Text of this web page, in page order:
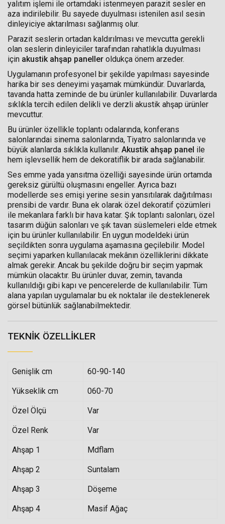
yalıtım işlemi ile ortamdaki istenmeyen parazit sesler en
aza indirilebilir. Bu sayede duyulması istenilen asıl sesin
dinleyiciye aktarılması sağlanmış olur.
Parazit seslerin ortadan kaldırılması ve mevcutta gerekli
olan seslerin dinleyiciler tarafından rahatlıkla duyulması
için akustik ahşap paneller oldukça önem arzeder.
Uygulamanın profesyonel bir şekilde yapılması sayesinde
harika bir ses deneyimi yaşamak mümkündür. Duvarlarda,
tavanda hatta zeminde de bu ürünler kullanılabilir. Duvarlarda
sıklıkla tercih edilen delikli ve derzli akustik ahşap ürünler
mevcuttur.
Bu ürünler özellikle toplantı odalarında, konferans
salonlarındai sinema salonlarında, Tiyatro salonlarında ve
büyük alanlarda sıklıkla kullanılır. Akustik ahşap panel ile
hem işlevsellik hem de dekoratiflik bir arada sağlanabilir.
Ses emme yada yansıtma özelliği sayesinde ürün ortamda
gereksiz gürültü oluşmasını engeller. Ayrıca bazı
modellerde ses emişi yerine sesin yansıtılarak dağıtılması
prensibi de vardır. Buna ek olarak özel dekoratif çözümleri
ile mekanlara farklı bir hava katar. Şık toplantı salonları, özel
tasarım düğün salonları ve şık tavan süslemeleri elde etmek
için bu ürünler kullanılabilir. En uygun modeldeki ürün
seçildikten sonra uygulama aşamasına geçilebilir. Model
seçimi yaparken kullanılacak mekânın özelliklerini dikkate
almak gerekir. Ancak bu şekilde doğru bir seçim yapmak
mümkün olacaktır. Bu ürünler duvar, zemin, tavanda
kullanıldığı gibi kapı ve pencerelerde de kullanılabilir. Tüm
alana yapılan uygulamalar bu ek noktalar ile desteklenerek
görsel bütünlük sağlanabilmektedir.
TEKNIK ÖZELLIKLER
Genişlik cm 60-90-140
Yükseklik cm 060-70
Özel Ölçü Var
Özel Renk Var
Ahşap 1 Mdflam
Ahşap 2 Suntalam
Ahşap 3 Döşeme
Ahşap 4 Masif Ağaç